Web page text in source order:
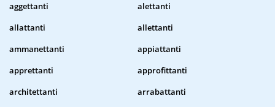
aggettanti
alettanti
allattanti
allettanti
ammanettanti
appiattanti
apprettanti
approfittanti
architettanti
arrabattanti